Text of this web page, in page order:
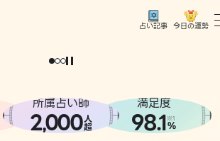
占い記事 今日の運勢
どうせなら
。
所属占い師
2,000人
超
満足度
98.1※1
%